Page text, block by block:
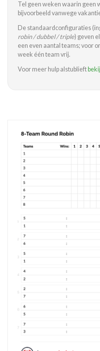
Tel geen weken waarin geen
bijvoorbeeld vanwege
De standaardconfiguraties
robin / dubbel / triple) geven
een even aantal teams; voor
week één team vrij.
Voor meer hulp alstublieft